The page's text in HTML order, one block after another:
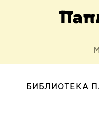
БИБЛИОТЕКА